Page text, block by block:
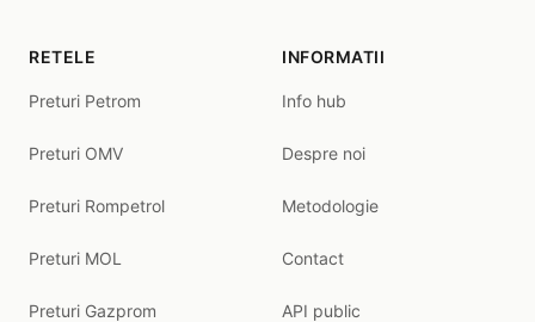
RETELE
Preturi Petrom
Preturi OMV
Preturi Rompetrol
Preturi MOL
Preturi Gazprom
INFORMATII
Info hub
Despre noi
Metodologie
Contact
API public